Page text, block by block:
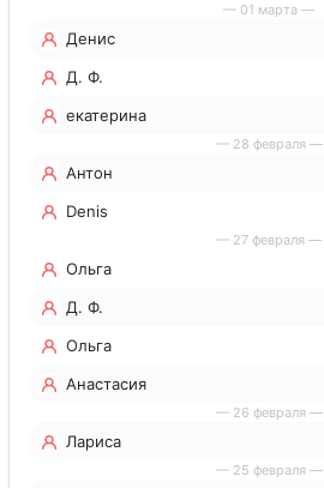
— 01 марта —
Денис
Д. Ф.
екатерина
— 28 февраля —
Антон
Denis
— 27 февраля —
Ольга
Д. Ф.
Ольга
Анастасия
— 26 февраля —
Лариса
— 25 февраля —